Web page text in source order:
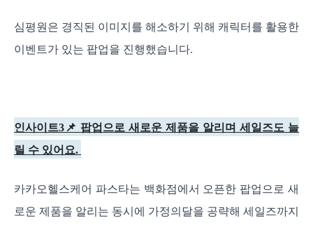
심평원은 경직된 이미지를 해소하기 위해 캐릭터를 활용한
이벤트가 있는 팝업을 진행했습니다.
인사이트3📌 팝업으로 새로운 제품을 알리며 세일즈도 늘
릴 수 있어요.
카카오헬스케어 파스타는 백화점에서 오픈한 팝업으로 새
로운 제품을 알리는 동시에 가정의달을 공략해 세일즈까지